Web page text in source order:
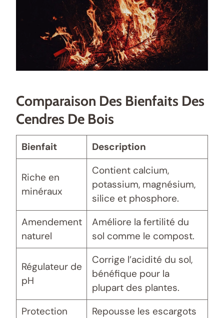
Comparaison Des Bienfaits Des
Cendres De Bois
Bienfait Description
Riche en
minéraux
Contient calcium,
potassium, magnésium,
silice et phosphore.
Amendement
naturel
Améliore la fertilité du
sol comme le compost.
Régulateur de
pH
Corrige l’acidité du sol,
bénéfique pour la
plupart des plantes.
Protection
Repousse les escargots